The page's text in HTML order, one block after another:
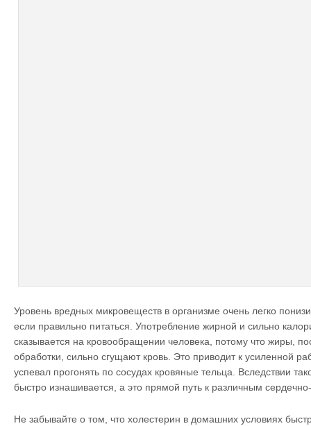
Уровень вредных микровеществ в организме очень легко
если правильно питаться. Употребление жирной и сильно
сказывается на кровообращении человека, потому что жиры,
обработки, сильно сгущают кровь. Это приводит к усиленной
успевал прогонять по сосудах кровяные тельца. Вследствии
быстро изнашивается, а это прямой путь к различным
Не забывайте о том, что холестерин в домашних условиях